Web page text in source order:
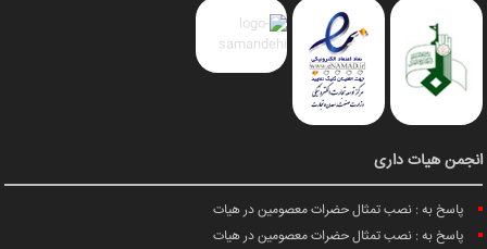
انجمن هیات داری
پاسخ به : نصب تمثال حضرات معصومین در هیات
پاسخ به : نصب تمثال حضرات معصومین در هیات